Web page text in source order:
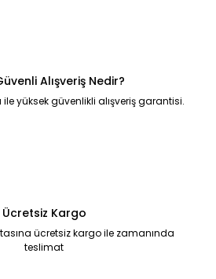
Alışveriş Nedir?
ile yüksek güvenlikli alışveriş garantisi.
Ücretsiz Kargo
ücretsiz kargo ile zamanında
teslimat